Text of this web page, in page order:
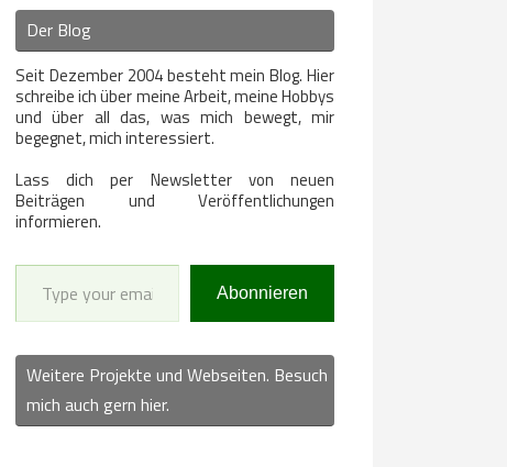
Der Blog
Seit Dezember 2004 besteht mein Blog. Hier
schreibe ich über meine Arbeit, meine Hobbys
und über all das, was mich bewegt, mir
begegnet, mich interessiert.
Lass dich per Newsletter von neuen
Beiträgen und Veröffentlichungen
informieren.
Type your email…
Abonnieren
Weitere Projekte und Webseiten. Besuch
mich auch gern hier.